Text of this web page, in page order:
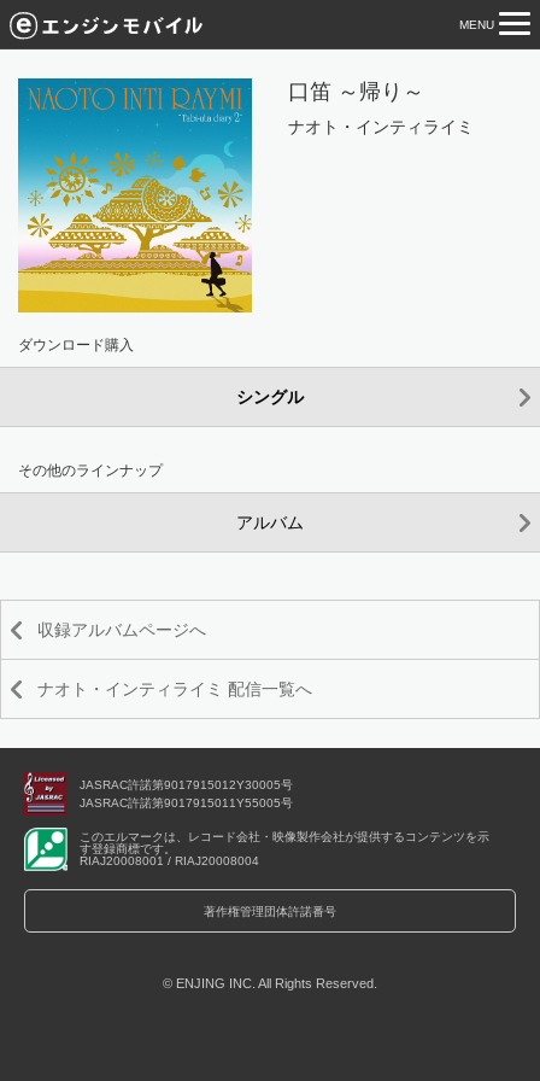
MENU
口笛 ～帰り～
ナオト・インティライミ
ダウンロード購入
シングル
その他のラインナップ
アルバム
収録アルバムページへ
ナオト・インティライミ 配信一覧へ
JASRAC許諾第9017915012Y30005号
JASRAC許諾第9017915011Y55005号
このエルマークは、レコード会社・映像製作会社が提供するコンテンツを示
す登録商標です。
RIAJ20008001 / RIAJ20008004
著作権管理団体許諾番号
© ENJING INC. All Rights Reserved.